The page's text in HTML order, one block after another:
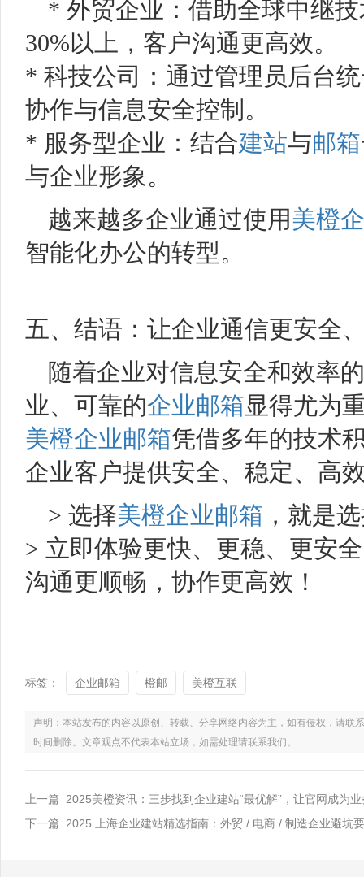
* 外贸企业：借助全球中继
30%以上，客户沟通更高效。
* 科技公司：通过管理员后台
协作与信息安全控制。
* 服务型企业：结合建站与邮箱
与企业形象。
越来越多企业通过使用美橙
智能化办公的转型。
五、结语：让企业通信更安全
随着企业对信息安全和效率
业、可靠的企业邮箱显得尤为
美橙企业邮箱凭借多年的技术
企业客户提供安全、稳定、高
> 选择美橙企业邮箱 ，就是
> 立即体验更快、更稳、更安
沟通更顺畅，协作更高效！
标签： 企业邮箱 橙邮 美橙互联
声明：本站发布的内容以原创、转载、分享网络内容为主，如有侵权，请
时间删除。文章观点不代表本站立场，如需处理请联系我们。
上一篇 2025美橙资讯：三步找到企业建站“最优解”，让官网成为
下一篇 2025 上海企业建站精选指南：外贸 / 电商 / 制造企业避坑